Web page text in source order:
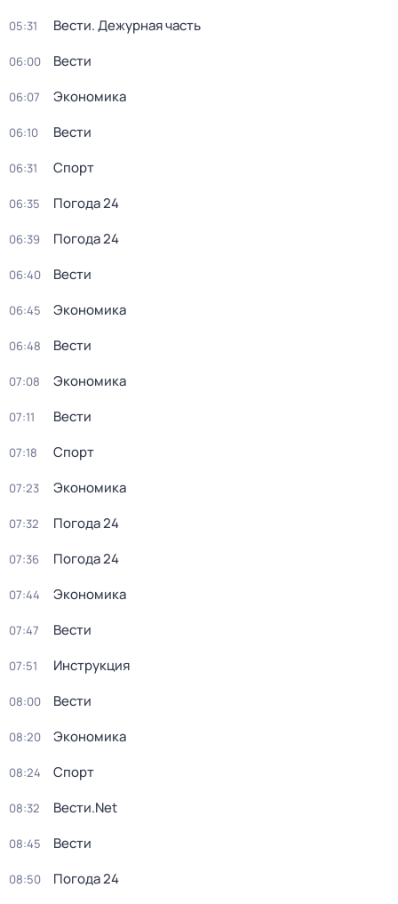
05:31 Вести. Дежурная часть
06:00 Вести
06:07 Экономика
06:10 Вести
06:31 Спорт
06:35 Погода 24
06:39 Погода 24
06:40 Вести
06:45 Экономика
06:48 Вести
07:08 Экономика
07:11 Вести
07:18 Спорт
07:23 Экономика
07:32 Погода 24
07:36 Погода 24
07:44 Экономика
07:47 Вести
07:51 Инструкция
08:00 Вести
08:20 Экономика
08:24 Спорт
08:32 Вести.Net
08:45 Вести
08:50 Погода 24